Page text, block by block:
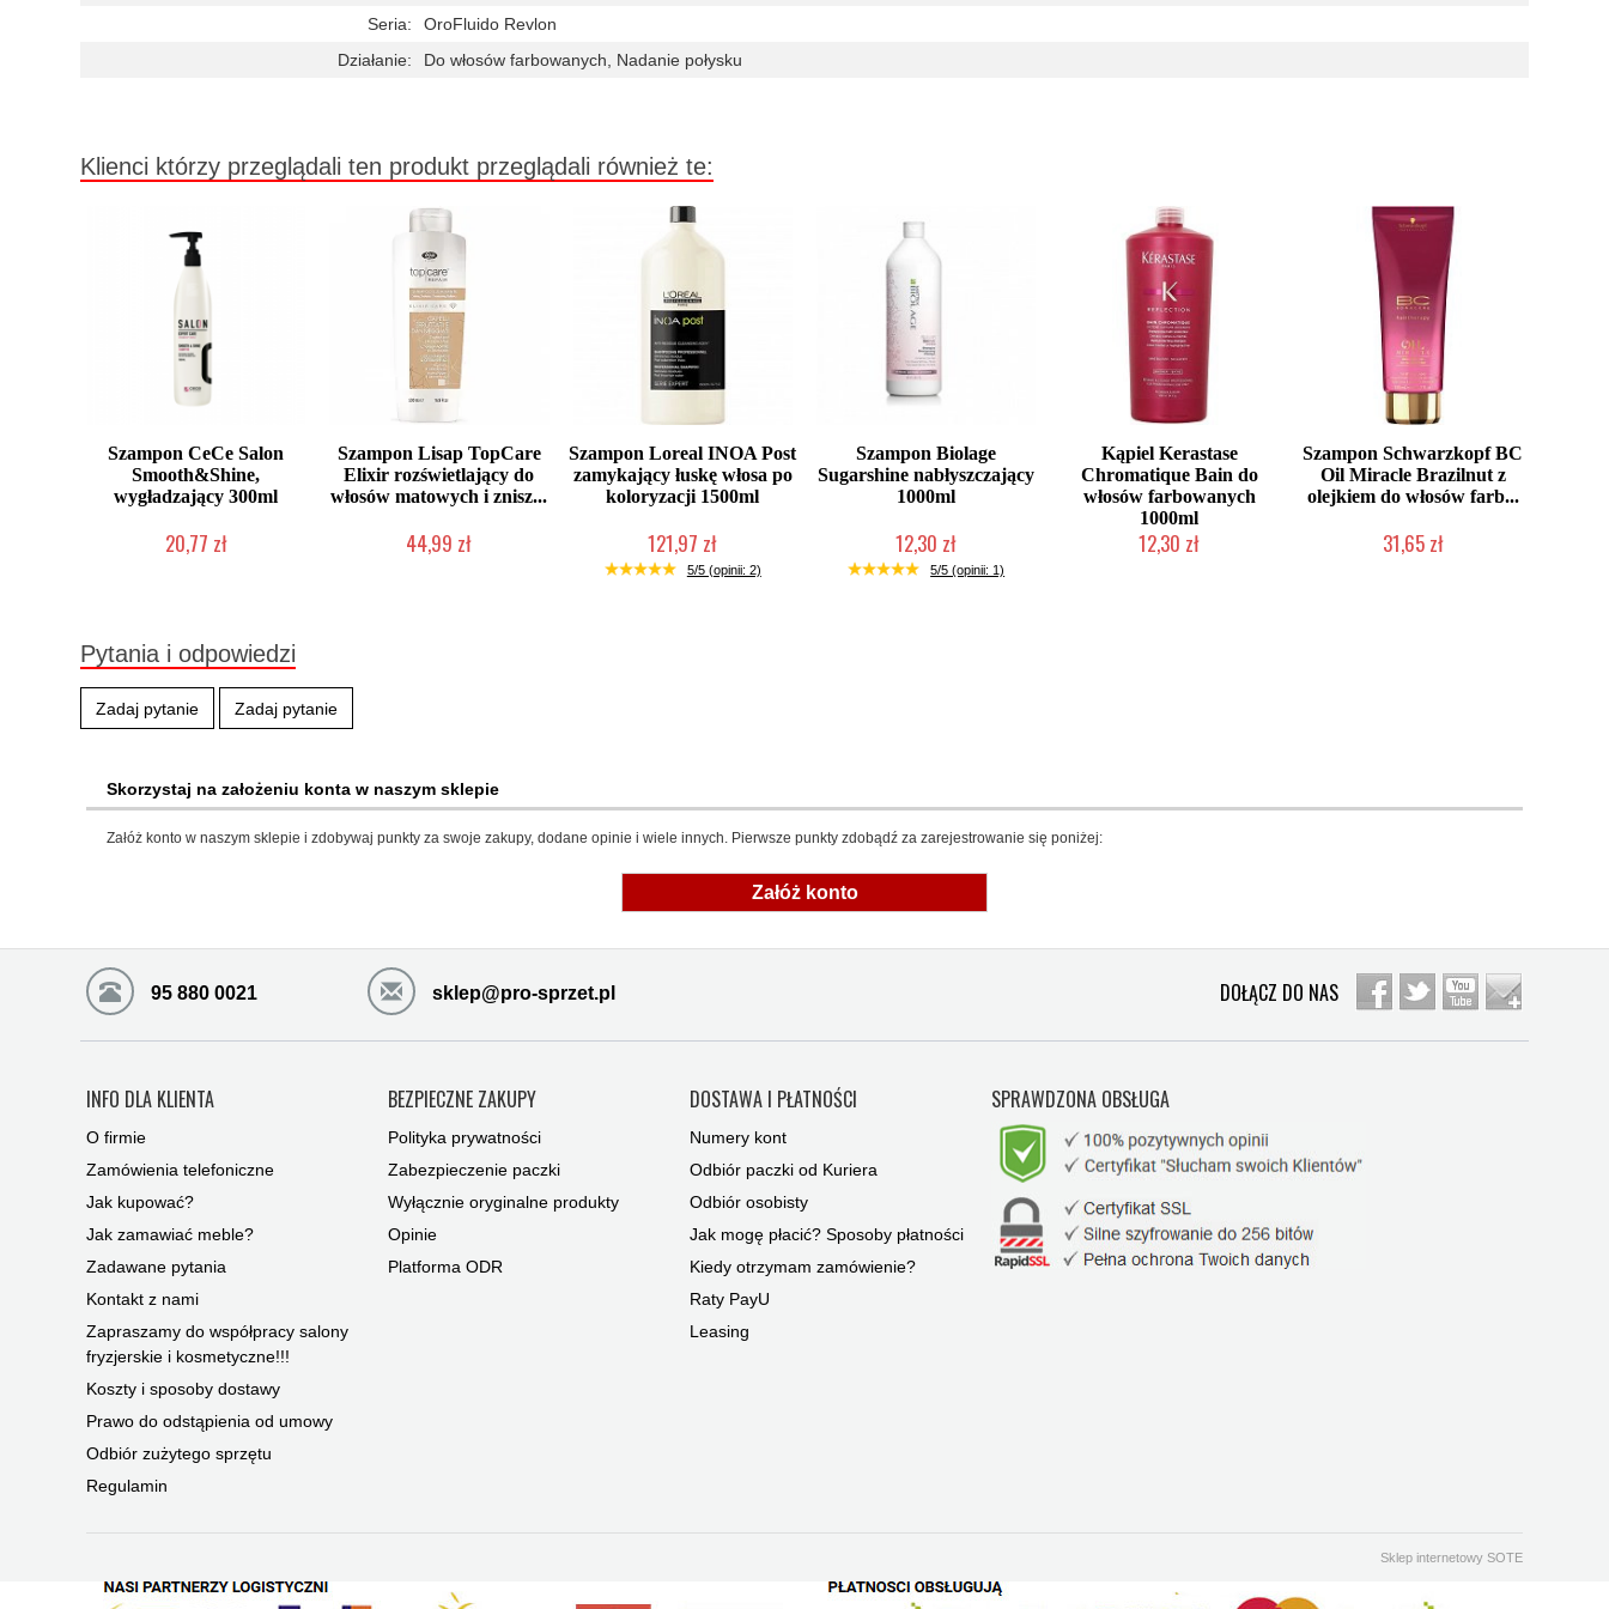
Seria:
OroFluido Revlon
Działanie:
Do włosów farbowanych, Nadanie połysku
Klienci którzy przeglądali ten produkt przeglądali również te:
Szampon CeCe Salon
Smooth&Shine,
wygładzający 300ml
20,77 zł
Szampon Lisap TopCare
Elixir rozświetlający do
włosów matowych i znisz...
44,99 zł
Szampon Loreal INOA Post
zamykający łuskę włosa po
koloryzacji 1500ml
121,97 zł
Chwilowo niedostępny
5/5 (opinii: 2)
Szampon Biolage
Sugarshine nabłyszczający
1000ml
12,30 zł
Produkt wycofany
5/5 (opinii: 1)
Kąpiel Kerastase
Chromatique Bain do
włosów farbowanych
1000ml
12,30 zł
Szampon Schwarzkopf BC
Oil Miracle Brazilnut z
olejkiem do włosów farb...
31,65 zł
Pytania i odpowiedzi
Zadaj pytanie Zadaj pytanie
Skorzystaj na założeniu konta w naszym sklepie
Załóż konto w naszym sklepie i zdobywaj punkty za swoje zakupy, dodane opinie i wiele innych. Pierwsze punkty zdobądź za zarejestrowanie się poniżej:
Załóż konto
95 880 0021 sklep@pro-sprzet.pl DOŁĄCZ DO NAS
INFO DLA KLIENTA
O firmie
Zamówienia telefoniczne
Jak kupować?
Jak zamawiać meble?
Zadawane pytania
Kontakt z nami
Zapraszamy do współpracy salony
fryzjerskie i kosmetyczne!!!
Koszty i sposoby dostawy
Prawo do odstąpienia od umowy
Odbiór zużytego sprzętu
Regulamin
BEZPIECZNE ZAKUPY
Polityka prywatności
Zabezpieczenie paczki
Wyłącznie oryginalne produkty
Opinie
Platforma ODR
DOSTAWA I PŁATNOŚCI
Numery kont
Odbiór paczki od Kuriera
Odbiór osobisty
Jak mogę płacić? Sposoby płatności
Kiedy otrzymam zamówienie?
Raty PayU
Leasing
SPRAWDZONA OBSŁUGA
Sklep internetowy SOTE